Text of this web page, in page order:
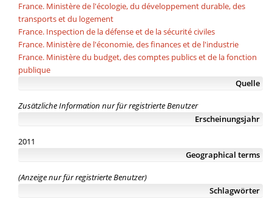
France. Ministère de l'écologie, du développement durable, des
transports et du logement
France. Inspection de la défense et de la sécurité civiles
France. Ministère de l'économie, des finances et de l'industrie
France. Ministère du budget, des comptes publics et de la fonction
publique
Quelle
Zusätzliche Information nur für registrierte Benutzer
Erscheinungsjahr
2011
Geographical terms
(Anzeige nur für registrierte Benutzer)
Schlagwörter